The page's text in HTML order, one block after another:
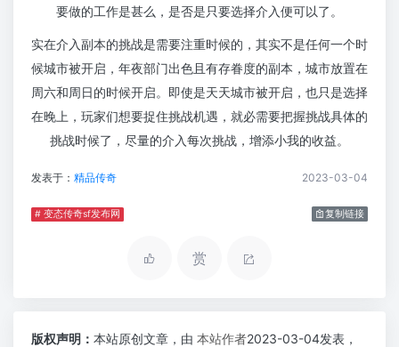
要做的工作是甚么，是否是只要选择介入便可以了。
实在介入副本的挑战是需要注重时候的，其实不是任何一个时
候城市被开启，年夜部门出色且有存眷度的副本，城市放置在
周六和周日的时候开启。即使是天天城市被开启，也只是选择
在晚上，玩家们想要捉住挑战机遇，就必需要把握挑战具体的
挑战时候了，尽量的介入每次挑战，增添小我的收益。
发表于： 精品传奇 2023-03-04
# 变态传奇sf发布网 复制链接
赏
版权声明： 本站原创文章，由 本站作者2023-03-04发表，